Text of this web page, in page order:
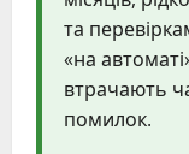
та
«на
втрачають
помилок.